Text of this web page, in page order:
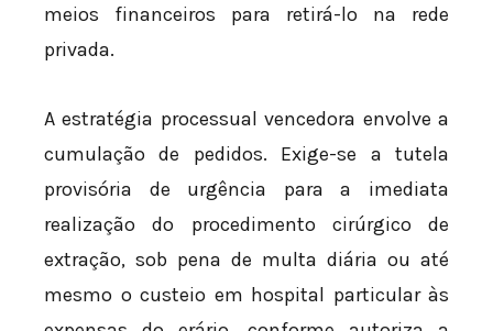
meios financeiros para retirá-lo na rede
privada.
A estratégia processual vencedora envolve a
cumulação de pedidos. Exige-se a tutela
provisória de urgência para a imediata
realização do procedimento cirúrgico de
extração, sob pena de multa diária ou até
mesmo o custeio em hospital particular às